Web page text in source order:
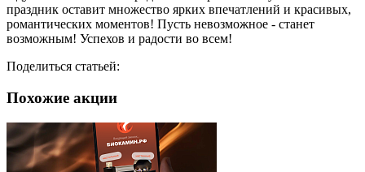
праздник оставит множество ярких впечатлений и красивых,
романтических моментов! Пусть невозможное - станет
возможным! Успехов и радости во всем!
Поделиться статьей:
Похожие акции